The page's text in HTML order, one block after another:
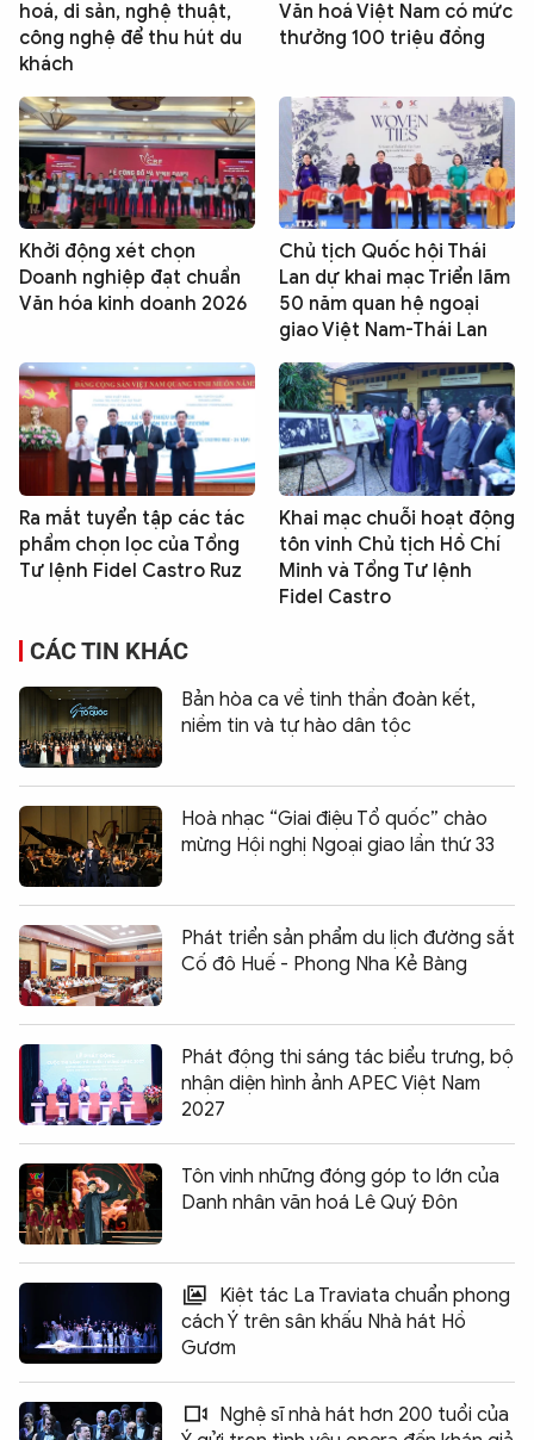
hoá, di sản, nghệ thuật,
công nghệ để thu hút du
khách
Văn hoá Việt Nam có mức
thưởng 100 triệu đồng
Khởi động xét chọn
Doanh nghiệp đạt chuẩn
Văn hóa kinh doanh 2026
Chủ tịch Quốc hội Thái
Lan dự khai mạc Triển lãm
50 năm quan hệ ngoại
giao Việt Nam-Thái Lan
Ra mắt tuyển tập các tác
phẩm chọn lọc của Tổng
Tư lệnh Fidel Castro Ruz
Khai mạc chuỗi hoạt động
tôn vinh Chủ tịch Hồ Chí
Minh và Tổng Tư lệnh
Fidel Castro
CÁC TIN KHÁC
Bản hòa ca về tinh thần đoàn kết,
niềm tin và tự hào dân tộc
Hoà nhạc “Giai điệu Tổ quốc” chào
mừng Hội nghị Ngoại giao lần thứ 33
Phát triển sản phẩm du lịch đường sắt
Cố đô Huế - Phong Nha Kẻ Bàng
Phát động thi sáng tác biểu trưng, bộ
nhận diện hình ảnh APEC Việt Nam
2027
Tôn vinh những đóng góp to lớn của
Danh nhân văn hoá Lê Quý Đôn
Kiệt tác La Traviata chuẩn phong
cách Ý trên sân khấu Nhà hát Hồ
Gươm
Nghệ sĩ nhà hát hơn 200 tuổi của